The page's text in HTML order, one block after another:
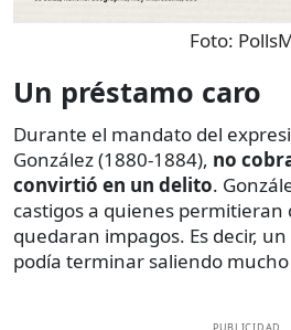
Foto:
Un préstamo caro
Durante el mandato del
González (1880-1884), no
convirtió en un delito.
castigos a quienes permitieran
quedaran impagos. Es decir,
podía terminar saliendo